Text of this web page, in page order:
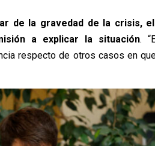
de la gravedad de la crisis,
a explicar la situación.
respecto de otros casos en